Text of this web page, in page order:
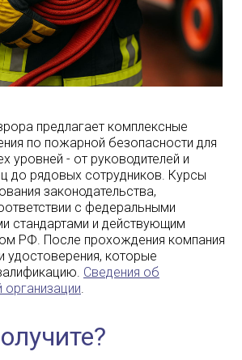
предлагает комплексные
по пожарной безопасности для
уровней - от руководителей и
до рядовых сотрудников. Курсы
законодательства,
с федеральными
стандартами и действующим
РФ. После прохождения компания
удостоверения, которые
Сведения об